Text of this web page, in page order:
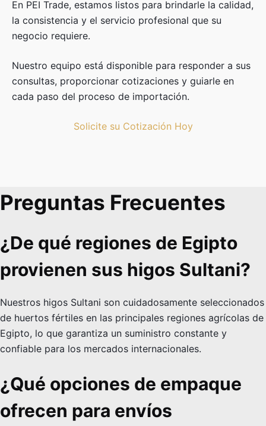
En PEI Trade, estamos listos para brindarle la calidad,
la consistencia y el servicio profesional que su
negocio requiere.
Nuestro equipo está disponible para responder a sus
consultas, proporcionar cotizaciones y guiarle en
cada paso del proceso de importación.
Solicite su Cotización Hoy
Preguntas Frecuentes
¿De qué regiones de Egipto
provienen sus higos Sultani?
Nuestros higos Sultani son cuidadosamente seleccionados
de huertos fértiles en las principales regiones agrícolas de
Egipto, lo que garantiza un suministro constante y
confiable para los mercados internacionales.
¿Qué opciones de empaque
ofrecen para envíos